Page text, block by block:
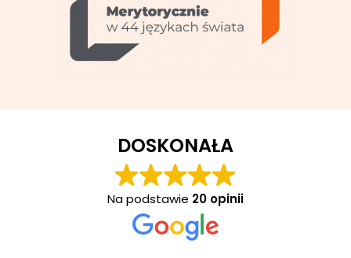
DOSKONAŁA
Na podstawie 20 opinii